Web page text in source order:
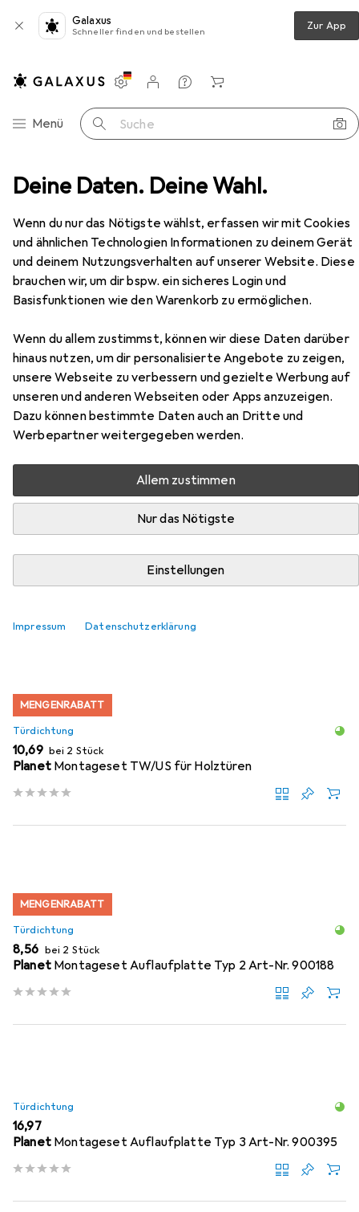
Deine Daten. Deine Wahl.
Wenn du nur das Nötigste wählst, erfassen wir mit Cookies
und ähnlichen Technologien Informationen zu deinem Gerät
und deinem Nutzungsverhalten auf unserer Website. Diese
brauchen wir, um dir bspw. ein sicheres Login und
Basisfunktionen wie den Warenkorb zu ermöglichen.
Wenn du allem zustimmst, können wir diese Daten darüber
hinaus nutzen, um dir personalisierte Angebote zu zeigen,
unsere Webseite zu verbessern und gezielte Werbung auf
unseren und anderen Webseiten oder Apps anzuzeigen.
Dazu können bestimmte Daten auch an Dritte und
Werbepartner weitergegeben werden.
Allem zustimmen
Nur das Nötigste
Einstellungen
Impressum Datenschutzerklärung
Galaxus
Schneller finden und bestellen Zur App
Navigation nach Kategorien
Menü Suche
Einstellungen
Kundenkonto
Vergleichslisten
Merklisten
Warenkorb
Türdichtung Planet Türabsenkdichtungen US
EUR
88,90
Planet Türabsenkdichtungen US
Zubehör für Planet
Türabsenkdichtungen US
Hier findest du passendes Zubehör zum Produkt Planet
Türabsenkdichtungen US aus den Kategorien Türdichtung
und Zubehör Türbeschlag.
Beliebt Türdichtung Zubehör Türbeschlag
Produktliste
MENGENRABATT
Türdichtung
EUR
10,69 bei 2 Stück
Planet Montageset TW/US für Holztüren
MENGENRABATT
Türdichtung
EUR
8,56 bei 2 Stück
Planet Montageset Auflaufplatte Typ 2 Art-Nr. 900188
Türdichtung
EUR
16,97
Planet Montageset Auflaufplatte Typ 3 Art-Nr. 900395